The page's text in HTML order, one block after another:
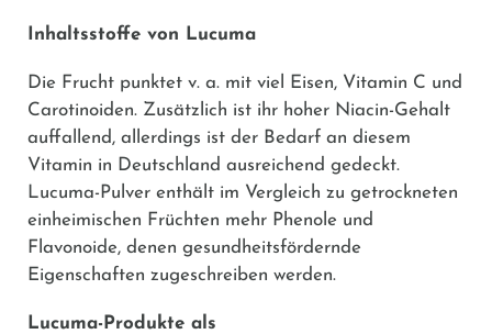
Inhaltsstoffe von Lucuma
Die Frucht punktet v. a. mit viel Eisen, Vitamin C und
Carotinoiden. Zusätzlich ist ihr hoher Niacin-Gehalt
auffallend, allerdings ist der Bedarf an diesem
Vitamin in Deutschland ausreichend gedeckt.
Lucuma-Pulver enthält im Vergleich zu getrockneten
einheimischen Früchten mehr Phenole und
Flavonoide, denen gesundheitsfördernde
Eigenschaften zugeschreiben werden.
Lucuma-Produkte als